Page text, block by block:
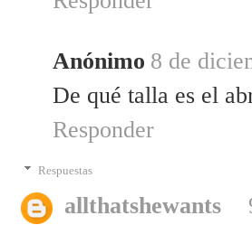
Anónimo 8 de
De qué talla es el
Responder
Respuestas
allthatshewants